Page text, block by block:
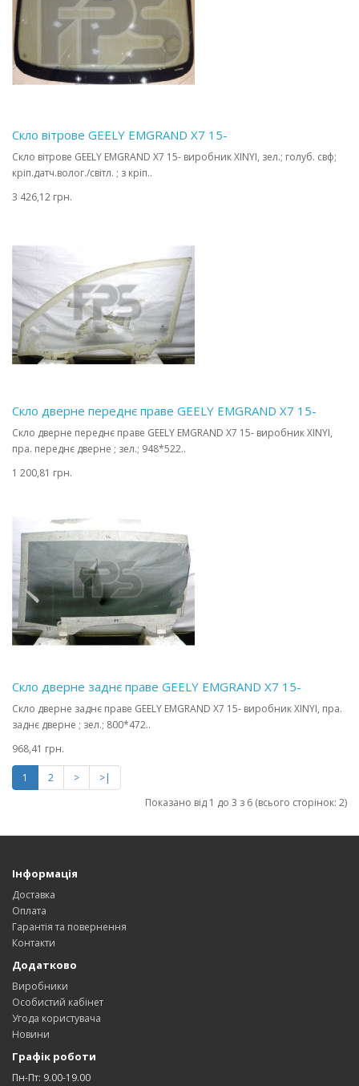
Скло вітрове GEELY EMGRAND X7 15-
Скло вітрове GEELY EMGRAND X7 15- виробник XINYI, зел.; голуб. свф;
кріп.датч.волог./світл. ; з кріп..
3 426,12 грн.
Скло дверне переднє праве GEELY EMGRAND X7 15-
Скло дверне переднє праве GEELY EMGRAND X7 15- виробник XINYI,
пра. переднє дверне ; зел.; 948*522..
1 200,81 грн.
Скло дверне заднє праве GEELY EMGRAND X7 15-
Скло дверне заднє праве GEELY EMGRAND X7 15- виробник XINYI, пра.
заднє дверне ; зел.; 800*472..
968,41 грн.
1 2 >
>|
Показано від 1 до 3 з 6 (всього сторінок: 2)
Інформація
Доставка
Оплата
Гарантія та повернення
Контакти
Додатково
Виробники
Особистий кабінет
Угода користувача
Новини
Графік роботи
Пн-Пт: 9.00-19.00